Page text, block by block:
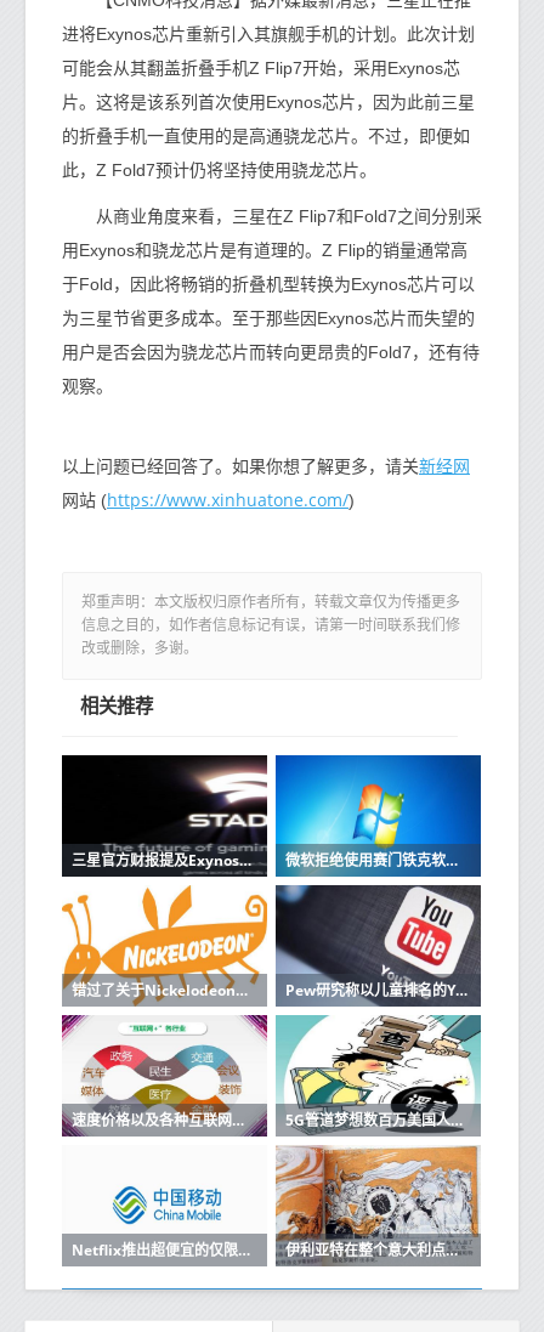
进将Exynos芯片重新引入其旗舰手机的计划。此次计划
可能会从其翻盖折叠手机Z Flip7开始，采用Exynos芯
片。这将是该系列首次使用Exynos芯片，因为此前三星
的折叠手机一直使用的是高通骁龙芯片。不过，即便如
此，Z Fold7预计仍将坚持使用骁龙芯片。
从商业角度来看，三星在Z Flip7和Fold7之间分别采
用Exynos和骁龙芯片是有道理的。Z Flip的销量通常高
于Fold，因此将畅销的折叠机型转换为Exynos芯片可以
为三星节省更多成本。至于那些因Exynos芯片而失望的
用户是否会因为骁龙芯片而转向更昂贵的Fold7，还有待
观察。
以上问题已经回答了。如果你想了解更多，请关新经网
网站 (https://www.xinhuatone.com/)
郑重声明：本文版权归原作者所有，转载文章仅为传播更多
信息之目的，如作者信息标记有误，请第一时间联系我们修
改或删除，多谢。
相关推荐
三星官方财报提及Exynos2500芯片 S25系列要搭载？ 微软拒绝使用赛门铁克软件的机器进行更新
错过了关于Nickelodeon的电影那么所有旧角色都将与原声音演员一起回归 Pew研究称以儿童排名的YouTube视频排名最高
速度价格以及各种互联网服务的优缺点 5G管道梦想数百万美国人仍然缺乏宽带
Netflix推出超便宜的仅限移动订阅 伊利亚特在整个意大利点燃了500多个天线就在那里